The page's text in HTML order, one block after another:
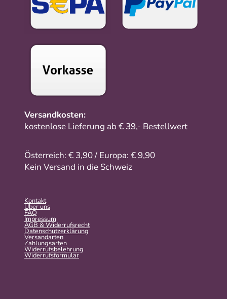
Versandkosten:
kostenlose Lieferung ab € 39,- Bestellwert
Österreich: € 3,90 / Europa: € 9,90
Kein Versand in die Schweiz
Kontakt
Über uns
FAQ
Impressum
AGB & Widerrufsrecht
Datenschutzerklärung
Versandarten
Zahlungsarten
Widerrufsbelehrung
Widerrufs­formular